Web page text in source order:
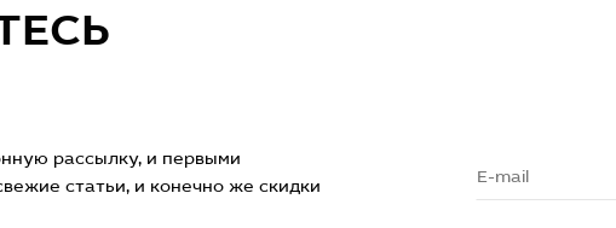
рассылку, и первыми
статьи, и конечно же скидки